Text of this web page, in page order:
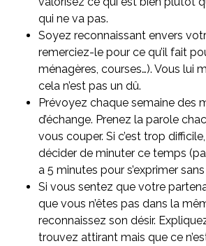
qui ne va pas.
Soyez reconnaissant envers
remerciez-le pour ce qu’il fait
ménagères, courses…). Vous lui
cela n’est pas un dû.
Prévoyez chaque semaine des
d’échange. Prenez la parole
vous couper. Si c’est trop
décider de minuter ce temps
a 5 minutes pour s’exprimer
Si vous sentez que votre
que vous n’êtes pas dans la
reconnaissez son désir.
trouvez attirant mais que ce